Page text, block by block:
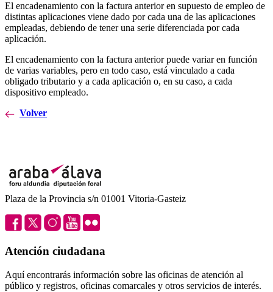
El encadenamiento con la factura anterior en supuesto de empleo de
distintas aplicaciones viene dado por cada una de las aplicaciones
empleadas, debiendo de tener una serie diferenciada por cada
aplicación.
El encadenamiento con la factura anterior puede variar en función
de varias variables, pero en todo caso, está vinculado a cada
obligado tributario y a cada aplicación o, en su caso, a cada
dispositivo empleado.
Volver
Plaza de la Provincia s/n 01001 Vitoria-Gasteiz
Atención ciudadana
Aquí encontrarás información sobre las oficinas de atención al
público y registros, oficinas comarcales y otros servicios de interés.